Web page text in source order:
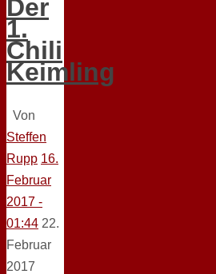
Der
1.
Chili
Keimling
Von
Steffen
Rupp 16.
Februar
2017 -
01:44 22.
Februar
2017